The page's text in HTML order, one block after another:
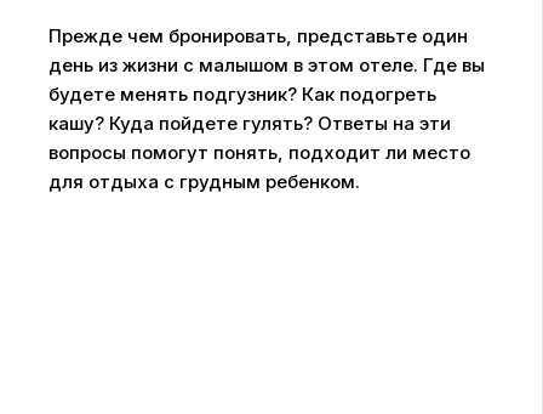
Прежде чем бронировать, представьте один
день из жизни с малышом в этом отеле. Где вы
будете менять подгузник? Как подогреть
кашу? Куда пойдете гулять? Ответы на эти
вопросы помогут понять, подходит ли место
для отдыха с грудным ребенком.